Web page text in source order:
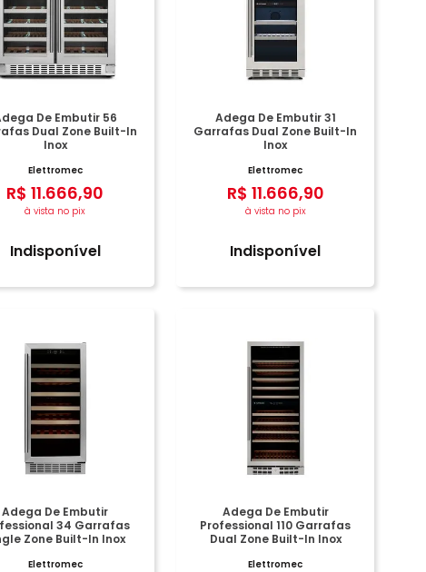
De Embutir 56
Dual Zone Built-In
Inox
Elettromec
R$ 11.666,90
à vista no pix
Indisponível
Adega De Embutir 31
Garrafas Dual Zone Built-In
Inox
Elettromec
R$ 11.666,90
à vista no pix
Indisponível
Adega De Embutir
34 Garrafas
Zone Built-In Inox
Elettromec
Adega De Embutir
Professional 110 Garrafas
Dual Zone Built-In Inox
Elettromec